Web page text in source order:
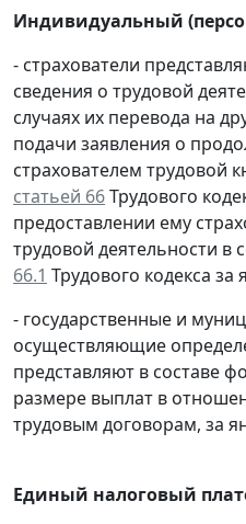
Индивидуальный
- страхователи
сведения о трудовой
случаях их перевода на
подачи заявления о
страхователем трудовой
статьей 66Трудового
предоставлении ему
трудовой деятельности в
66.1 Трудового кодекса за
- государственные и
осуществляющие
представляют в составе
размере выплат в
трудовым договорам, за
Единый налоговый